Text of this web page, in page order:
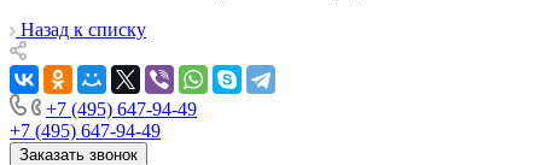
Назад к списку
+7 (495) 647-94-49
+7 (495) 647-94-49
Заказать звонок